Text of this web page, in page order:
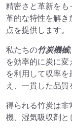
精密さと革新を
革的な特性を解
点を提供します。
私たちの竹炭機械
を効率的に炭に
を利用して収率
え、一貫した品質
得られる竹炭は
機、湿気吸収剤と